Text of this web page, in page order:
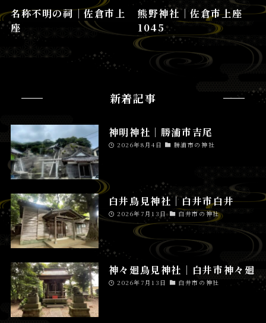
名称不明の祠│佐倉市上
座
熊野神社│佐倉市上座
1045
新着記事
神明神社│勝浦市吉尾
2026年8月4日 勝浦市の神社
白井鳥見神社│白井市白井
2026年7月13日 白井市の神社
神々廻鳥見神社│白井市神々廻
2026年7月13日 白井市の神社